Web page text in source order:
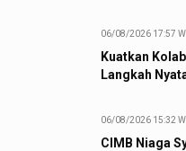
06/08/2026 17:57
Kuatkan
Langkah
06/08/2026 15:32
CIMB Niaga